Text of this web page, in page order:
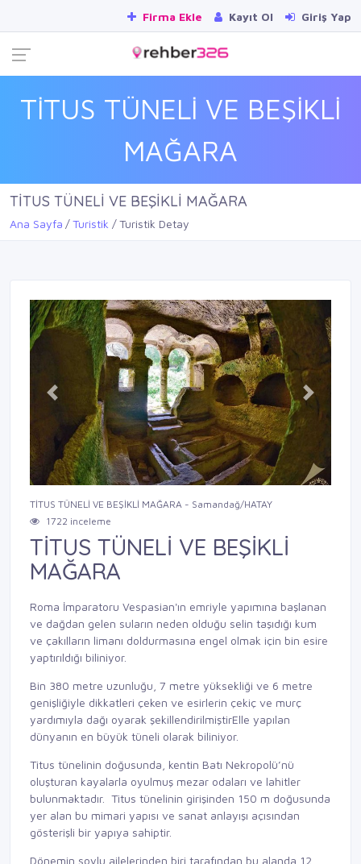
Firma Ekle Kayıt Ol Giriş Yap
TİTUS TÜNELİ VE BEŞİKLİ
MAĞARA
TİTUS TÜNELİ VE BEŞİKLİ MAĞARA
Ana Sayfa Turistik Turistik Detay
Previous Next
TİTUS TÜNELİ VE BEŞİKLİ MAĞARA - Samandağ/HATAY
1722 inceleme
TİTUS TÜNELİ VE BEŞİKLİ
MAĞARA
Roma İmparatoru Vespasian'ın emriyle yapımına başlanan
ve dağdan gelen suların neden olduğu selin taşıdığı kum
ve çakılların limanı doldurmasına engel olmak için bin esire
yaptırıldığı biliniyor.
Bin 380 metre uzunluğu, 7 metre yüksekliği ve 6 metre
genişliğiyle dikkatleri çeken ve esirlerin çekiç ve murç
yardımıyla dağı oyarak şekillendirilmiştirElle yapılan
dünyanın en büyük tüneli olarak biliniyor.
Titus tünelinin doğusunda, kentin Batı Nekropolü’nü
oluşturan kayalarla oyulmuş mezar odaları ve lahitler
bulunmaktadır. Titus tünelinin girişinden 150 m doğusunda
yer alan bu mimari yapısı ve sanat anlayışı açısından
gösterişli bir yapıya sahiptir.
Dönemin soylu ailelerinden biri tarafından bu alanda 12